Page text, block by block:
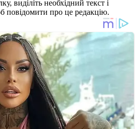
виділіть необхідний текст і
повідомити про це редакцію.